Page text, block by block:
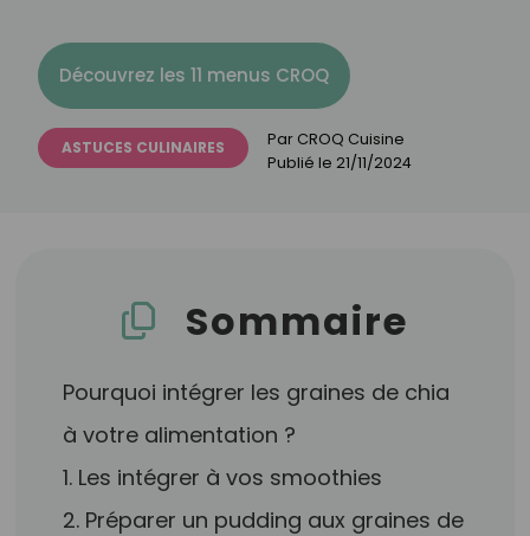
Découvrez les 11 menus CROQ
ASTUCES CULINAIRES Par CROQ Cuisine
Publié le 21/11/2024
Sommaire
Pourquoi intégrer les graines de chia
à votre alimentation ?
1. Les intégrer à vos smoothies
2. Préparer un pudding aux graines de